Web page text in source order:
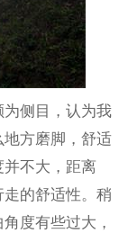
侧目，认为我
方磨脚，舒适
不大，距离
的舒适性。稍
度有些过大，